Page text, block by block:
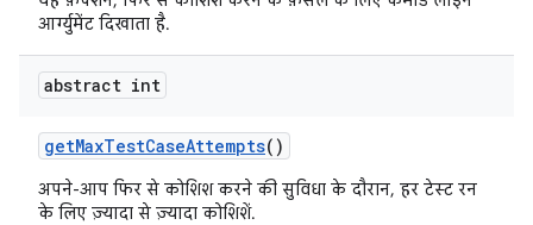
आर्ग्युमेंट दिखाता है.
abstract int
getMaxTestCaseAttempts()
अपने-आप फिर से कोशिश करने की सुविधा के दौरान, हर टेस्ट रन
के लिए ज़्यादा से ज़्यादा कोशिशें.